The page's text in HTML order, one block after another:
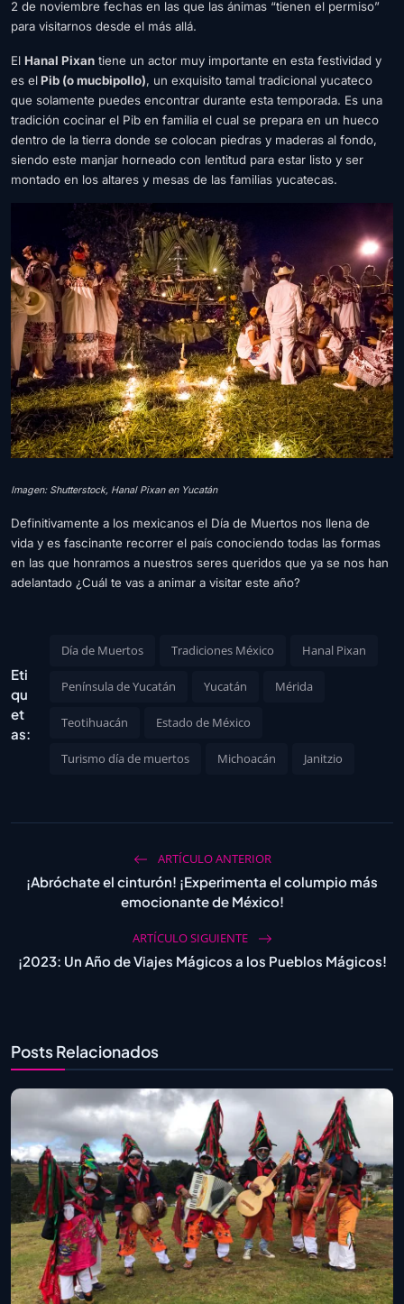
2 de noviembre fechas en las que las ánimas “tienen el permiso”
para visitarnos desde el más allá.
El Hanal Pixan tiene un actor muy importante en esta festividad y
es elPib (o mucbipollo), un exquisito tamal tradicional yucateco
que solamente puedes encontrar durante esta temporada. Es una
tradición cocinar el Pib en familia el cual se prepara en un hueco
dentro de la tierra donde se colocan piedras y maderas al fondo,
siendo este manjar horneado con lentitud para estar listo y ser
montado en los altares y mesas de las familias yucatecas.
Imagen: Shutterstock, Hanal Pixan en Yucatán
Definitivamente a los mexicanos el Día de Muertos nos llena de
vida y es fascinante recorrer el país conociendo todas las formas
en las que honramos a nuestros seres queridos que ya se nos han
adelantado ¿Cuál te vas a animar a visitar este año?
Eti
qu
et
as:
Día de Muertos Tradiciones México Hanal Pixan
Península de Yucatán Yucatán Mérida
Teotihuacán Estado de México
Turismo día de muertos Michoacán Janitzio
ARTÍCULO ANTERIOR
¡Abróchate el cinturón! ¡Experimenta el columpio más
emocionante de México!
ARTÍCULO SIGUIENTE
¡2023: Un Año de Viajes Mágicos a los Pueblos Mágicos!
Posts Relacionados